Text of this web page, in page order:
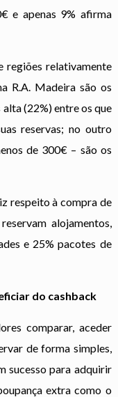
e apenas 9% afirma
regiões relativamente
R.A. Madeira são os
(22%) entre os que
reservas; no outro
de 300€ – são os
respeito à compra de
alojamentos,
e 25% pacotes de
do cashback
comparar, aceder
de forma simples,
sucesso para adquirir
extra como o